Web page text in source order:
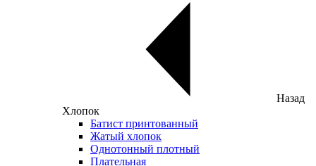
Назад
Хлопок
Батист принтованный
Жатый хлопок
Однотонный плотный
Плательная